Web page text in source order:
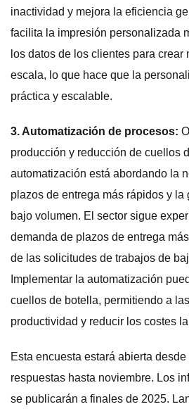
inactividad y mejora la eficiencia
facilita la impresión personalizada
los datos de los clientes para crear
escala, lo que hace que la
práctica y escalable.
3. Automatización de procesos:
producción y reducción de cuellos
automatización está abordando la
plazos de entrega más rápidos y la
bajo volumen. El sector sigue
demanda de plazos de entrega
de las solicitudes de trabajos de
Implementar la automatización
cuellos de botella, permitiendo a
productividad y reducir los costes
Esta encuesta estará abierta
respuestas hasta noviembre. Los
se publicarán a finales de 2025.